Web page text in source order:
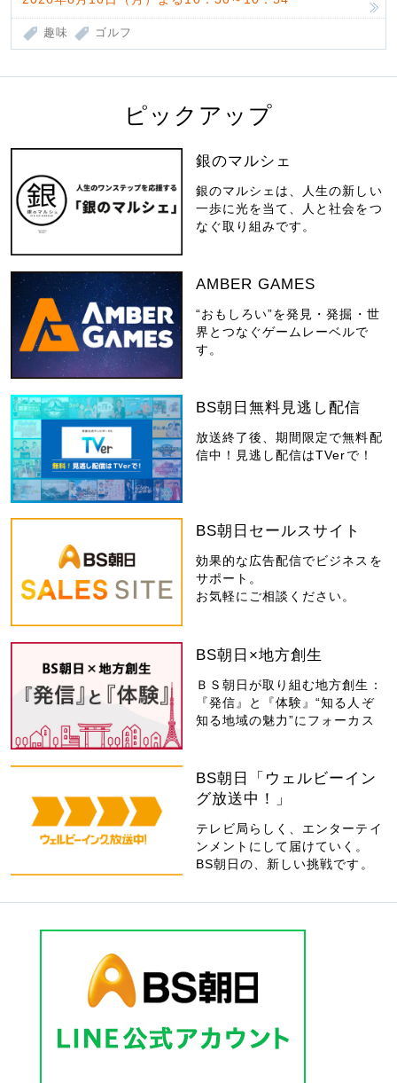
趣味 ゴルフ
ピックアップ
銀のマルシェ
銀のマルシェは、人生の新しい
一歩に光を当て、人と社会をつ
なぐ取り組みです。
AMBER GAMES
“おもしろい”を発見・発掘・世
界とつなぐゲームレーベルで
す。
BS朝日無料見逃し配信
放送終了後、期間限定で無料配
信中！見逃し配信はTVerで！
BS朝日セールスサイト
効果的な広告配信でビジネスを
サポート。
お気軽にご相談ください。
BS朝日×地方創生
ＢＳ朝日が取り組む地方創生：
『発信』と『体験』“知る人ぞ
知る地域の魅力”にフォーカス
BS朝日「ウェルビーイン
グ放送中！」
テレビ局らしく、エンターテイ
ンメントにして届けていく。
BS朝日の、新しい挑戦です。